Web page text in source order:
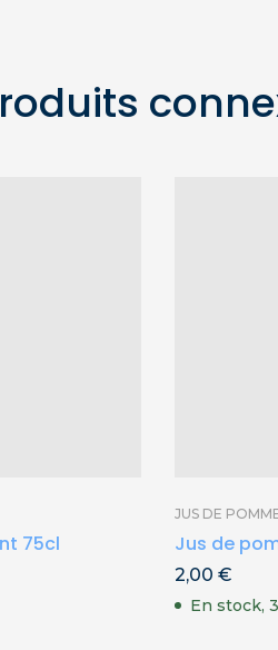
75cl
JUS DE
Jus de
2,00 €
En stock,